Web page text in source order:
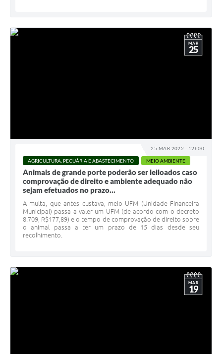
25 MAR 2022 - 12h00
MAR
25
AGRICULTURA, PECUÁRIA E ABASTECIMENTO MEIO AMBIENTE
Animais de grande porte poderão ser leiloados caso
comprovação de direito e ambiente adequado não
sejam efetuados no prazo...
A multa, que antes custava, meio UFM (Unidade Financeira
Municipal) passa a valer um UFM (de acordo com o decreto
8.709, R$177,89) e o tempo de comprovação de direito sobre
o animal passa a ter um prazo de 15 dias desde seu
recolhimento.
MAR
19